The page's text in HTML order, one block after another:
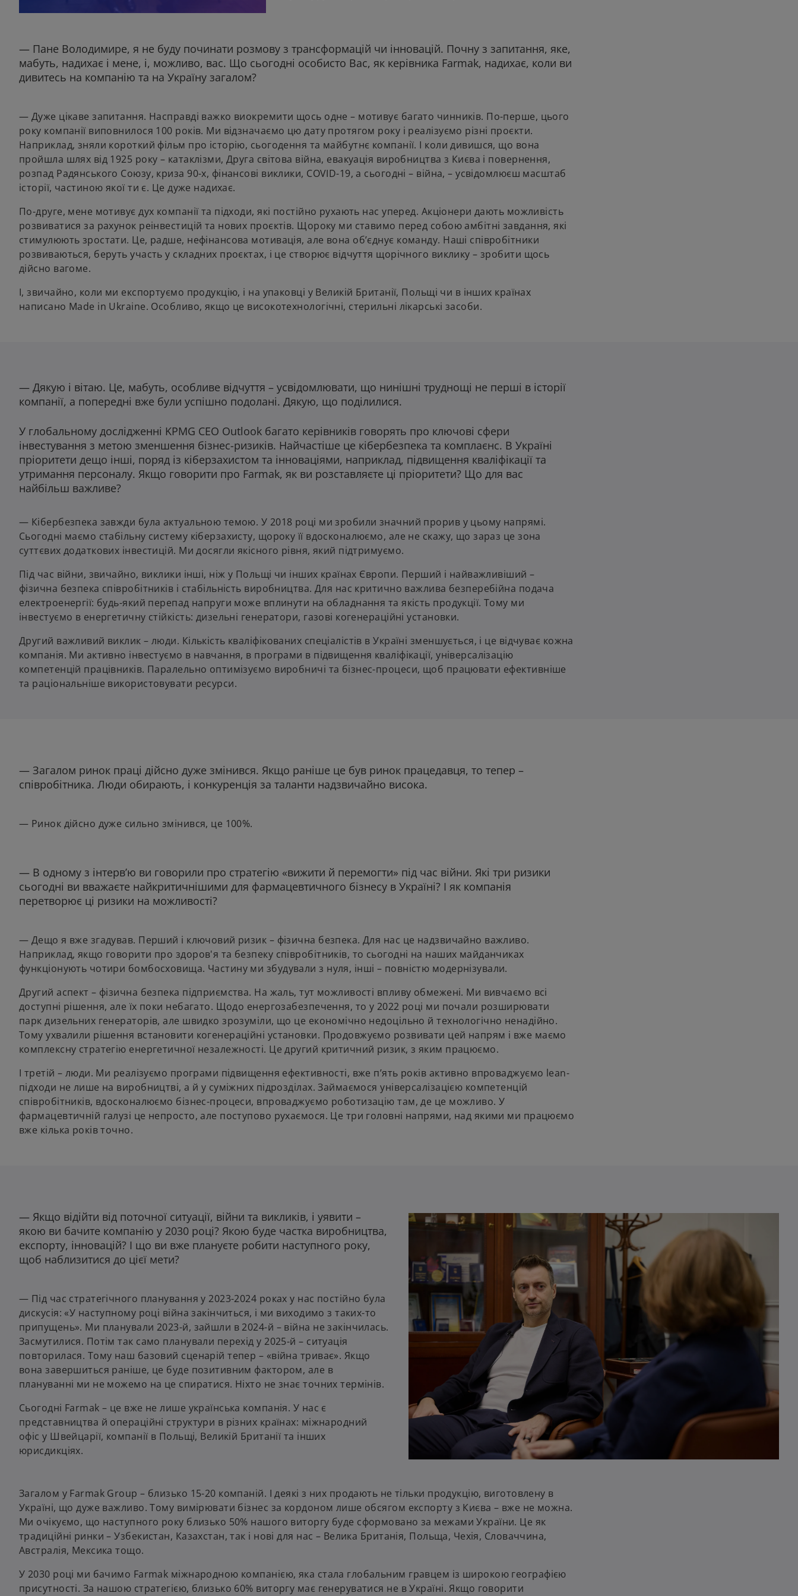
e
n
s
a
n
e
w
t
a
b
— Пане Володимире, я не буду починати розмову з трансформацій чи інновацій. Почну з запитання, яке,
мабуть, надихає і мене, і, можливо, вас. Що сьогодні особисто Вас, як керівника Farmak, надихає, коли ви
дивитесь на компанію та на Україну загалом?
— Дуже цікаве запитання. Насправді важко виокремити щось одне – мотивує багато чинників. По-перше, цього
року компанії виповнилося 100 років. Ми відзначаємо цю дату протягом року і реалізуємо різні проєкти.
Наприклад, зняли короткий фільм про історію, сьогодення та майбутнє компанії. І коли дивишся, що вона
пройшла шлях від 1925 року – катаклізми, Друга світова війна, евакуація виробництва з Києва і повернення,
розпад Радянського Союзу, криза 90-х, фінансові виклики, COVID-19, а сьогодні – війна, – усвідомлюєш масштаб
історії, частиною якої ти є. Це дуже надихає.
По-друге, мене мотивує дух компанії та підходи, які постійно рухають нас уперед. Акціонери дають можливість
розвиватися за рахунок реінвестицій та нових проєктів. Щороку ми ставимо перед собою амбітні завдання, які
стимулюють зростати. Це, радше, нефінансова мотивація, але вона об’єднує команду. Наші співробітники
розвиваються, беруть участь у складних проєктах, і це створює відчуття щорічного виклику – зробити щось
дійсно вагоме.
І, звичайно, коли ми експортуємо продукцію, і на упаковці у Великій Британії, Польщі чи в інших країнах
написано Made in Ukraine. Особливо, якщо це високотехнологічні, стерильні лікарські засоби.
— Дякую і вітаю. Це, мабуть, особливе відчуття – усвідомлювати, що нинішні труднощі не перші в історії
компанії, а попередні вже були успішно подолані. Дякую, що поділилися.
У глобальному дослідженні KPMG CEO Outlook багато керівників говорять про ключові сфери
інвестування з метою зменшення бізнес-ризиків. Найчастіше це кібербезпека та комплаєнс. В Україні
пріоритети дещо інші, поряд із кіберзахистом та інноваціями, наприклад, підвищення кваліфікації та
утримання персоналу. Якщо говорити про Farmak, як ви розставляєте ці пріоритети? Що для вас
найбільш важливе?
— Кібербезпека завжди була актуальною темою. У 2018 році ми зробили значний прорив у цьому напрямі.
Сьогодні маємо стабільну систему кіберзахисту, щороку її вдосконалюємо, але не скажу, що зараз це зона
суттєвих додаткових інвестицій. Ми досягли якісного рівня, який підтримуємо.
Під час війни, звичайно, виклики інші, ніж у Польщі чи інших країнах Європи. Перший і найважливіший –
фізична безпека співробітників і стабільність виробництва. Для нас критично важлива безперебійна подача
електроенергії: будь-який перепад напруги може вплинути на обладнання та якість продукції. Тому ми
інвестуємо в енергетичну стійкість: дизельні генератори, газові когенераційні установки.
Другий важливий виклик – люди. Кількість кваліфікованих спеціалістів в Україні зменшується, і це відчуває кожна
компанія. Ми активно інвестуємо в навчання, в програми в підвищення кваліфікації, універсалізацію
компетенцій працівників. Паралельно оптимізуємо виробничі та бізнес-процеси, щоб працювати ефективніше
та раціональніше використовувати ресурси.
— Загалом ринок праці дійсно дуже змінився. Якщо раніше це був ринок працедавця, то тепер –
співробітника. Люди обирають, і конкуренція за таланти надзвичайно висока.
— Ринок дійсно дуже сильно змінився, це 100%.
— В одному з інтерв’ю ви говорили про стратегію «вижити й перемогти» під час війни. Які три ризики
сьогодні ви вважаєте найкритичнішими для фармацевтичного бізнесу в Україні? І як компанія
перетворює ці ризики на можливості?
— Дещо я вже згадував. Перший і ключовий ризик – фізична безпека. Для нас це надзвичайно важливо.
Наприклад, якщо говорити про здоров'я та безпеку співробітників, то сьогодні на наших майданчиках
функціонують чотири бомбосховища. Частину ми збудували з нуля, інші – повністю модернізували.
Другий аспект – фізична безпека підприємства. На жаль, тут можливості впливу обмежені. Ми вивчаємо всі
доступні рішення, але їх поки небагато. Щодо енергозабезпечення, то у 2022 році ми почали розширювати
парк дизельних генераторів, але швидко зрозуміли, що це економічно недоцільно й технологічно ненадійно.
Тому ухвалили рішення встановити когенераційні установки. Продовжуємо розвивати цей напрям і вже маємо
комплексну стратегію енергетичної незалежності. Це другий критичний ризик, з яким працюємо.
І третій – люди. Ми реалізуємо програми підвищення ефективності, вже п’ять років активно впроваджуємо lean-
підходи не лише на виробництві, а й у суміжних підрозділах. Займаємося універсалізацією компетенцій
співробітників, вдосконалюємо бізнес-процеси, впроваджуємо роботизацію там, де це можливо. У
фармацевтичній галузі це непросто, але поступово рухаємося. Це три головні напрями, над якими ми працюємо
вже кілька років точно.
— Якщо відійти від поточної ситуації, війни та викликів, і уявити –
якою ви бачите компанію у 2030 році? Якою буде частка виробництва,
експорту, інновацій? І що ви вже плануєте робити наступного року,
щоб наблизитися до цієї мети?
— Під час стратегічного планування у 2023-2024 роках у нас постійно була
дискусія: «У наступному році війна закінчиться, і ми виходимо з таких-то
припущень». Ми планували 2023-й, зайшли в 2024-й – війна не закінчилась.
Засмутилися. Потім так само планували перехід у 2025-й – ситуація
повторилася. Тому наш базовий сценарій тепер – «війна триває». Якщо
вона завершиться раніше, це буде позитивним фактором, але в
плануванні ми не можемо на це спиратися. Ніхто не знає точних термінів.
Сьогодні Farmak – це вже не лише українська компанія. У нас є
представництва й операційні структури в різних країнах: міжнародний
офіс у Швейцарії, компанії в Польщі, Великій Британії та інших
юрисдикціях.
Загалом у Farmak Group – близько 15-20 компаній. І деякі з них продають не тільки продукцію, виготовлену в
Україні, що дуже важливо. Тому вимірювати бізнес за кордоном лише обсягом експорту з Києва – вже не можна.
Ми очікуємо, що наступного року близько 50% нашого виторгу буде сформовано за межами України. Це як
традиційні ринки – Узбекистан, Казахстан, так і нові для нас – Велика Британія, Польща, Чехія, Словаччина,
Австралія, Мексика тощо.
У 2030 році ми бачимо Farmak міжнародною компанією, яка стала глобальним гравцем із широкою географією
присутності. За нашою стратегією, близько 60% виторгу має генеруватися не в Україні. Якщо говорити